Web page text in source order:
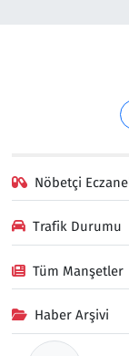
Nöbetçi
Trafik Durumu
Tüm Manşetler
Haber Arşivi